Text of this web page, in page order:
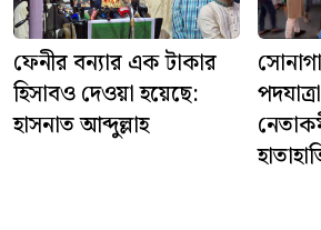
ফেনীর বন্যার এক টাকার
হিসাবও দেওয়া হয়েছে:
হাসনাত আব্দুল্লাহ